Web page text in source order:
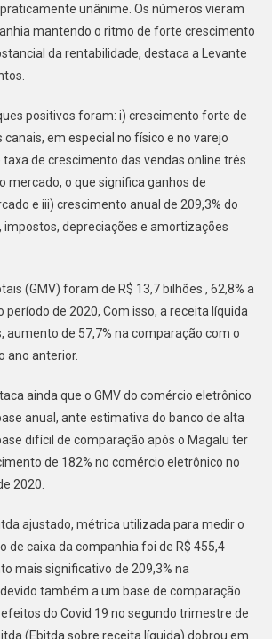
unânime. Os números vieram
mantendo o ritmo de forte crescimento
da rentabilidade, destaca a Levante
positivos foram: i) crescimento forte de
em especial no físico e no varejo
de crescimento das vendas online três
mercado, o que significa ganhos de
e iii) crescimento anual de 209,3% do
impostos, depreciações e amortizações
(GMV) foram de R$ 13,7 bilhões , 62,8% a
período de 2020, Com isso, a receita líquida
aumento de 57,7% na comparação com o
ano anterior.
ainda que o GMV do comércio eletrônico
anual, ante estimativa do banco de alta
difícil de comparação após o Magalu ter
de 182% no comércio eletrônico no
2020.
ajustado, métrica utilizada para medir o
de caixa da companhia foi de R$ 455,4
mais significativo de 209,3% na
também a um base de comparação
do Covid 19 no segundo trimestre de
(Ebitda sobre receita líquida) dobrou em